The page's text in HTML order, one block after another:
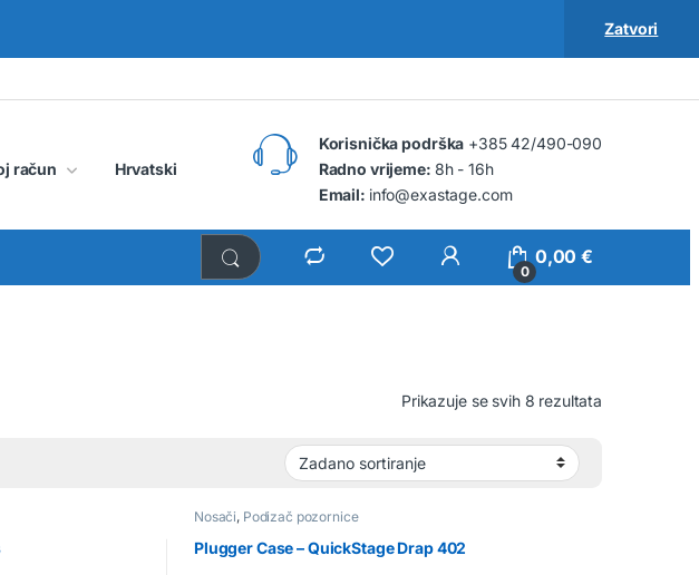
račun Hrvatski
Korisnička podrška +385 42/490-090
Radno vrijeme: 8h - 16h
Email: info@exastage.com
0
0,00€
Prikazuje se svih 8 rezultata
Nosači, Podizač pozornice
Plugger Case – QuickStage Drap 402
Zatvori